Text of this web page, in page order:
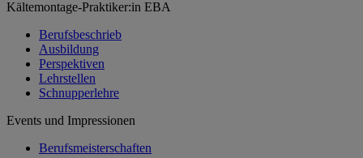
Kältemontage-Praktiker:in EBA
Berufsbeschrieb
Ausbildung
Perspektiven
Lehrstellen
Schnupperlehre
Events und Impressionen
Berufsmeisterschaften